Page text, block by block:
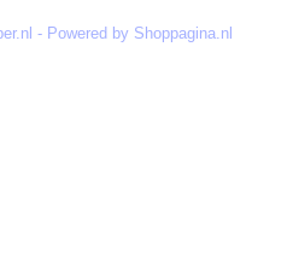
- Powered by Shoppagina.nl